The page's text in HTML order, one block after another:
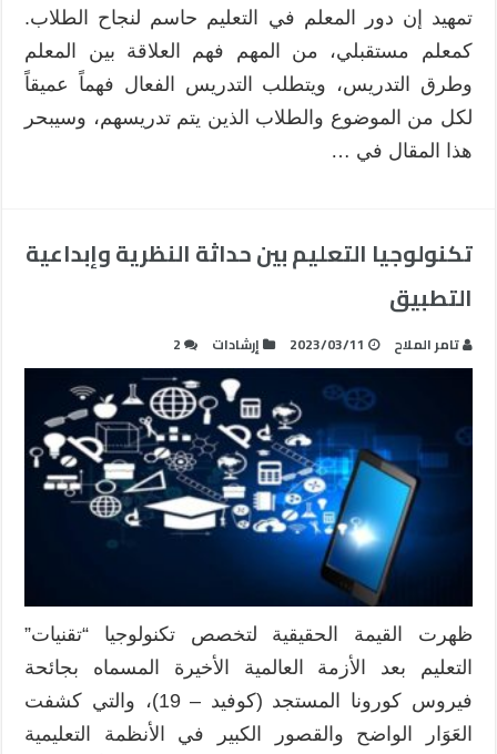
تمهيد إن دور المعلم في التعليم حاسم لنجاح الطلاب.
كمعلم مستقبلي، من المهم فهم العلاقة بين المعلم
وطرق التدريس، ويتطلب التدريس الفعال فهماً عميقاً
لكل من الموضوع والطلاب الذين يتم تدريسهم، وسيبحر
هذا المقال في …
تكنولوجيا التعليم بين حداثة النظرية وإبداعية
التطبيق
تامر الملاح 2023/03/11 إرشادات 2
ظهرت القيمة الحقيقية لتخصص تكنولوجيا “تقنيات”
التعليم بعد الأزمة العالمية الأخيرة المسماه بجائحة
فيروس كورونا المستجد (كوفيد – 19)، والتي كشفت
العَوَار الواضح والقصور الكبير في الأنظمة التعليمية